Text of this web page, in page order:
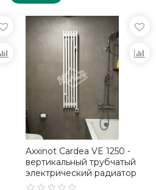
Axxinot Cardea VE 1250 -
вертикальный трубчатый
электрический радиатор
высотой 1250 мм